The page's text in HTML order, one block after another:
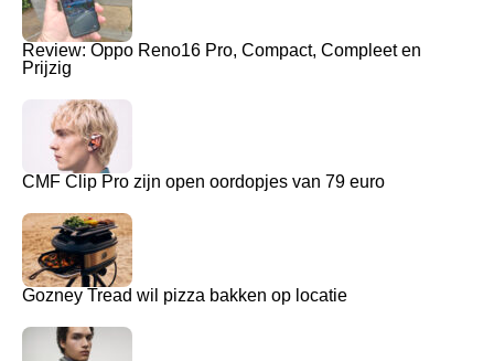
Review: Oppo Reno16 Pro, Compact, Compleet en
Prijzig
CMF Clip Pro zijn open oordopjes van 79 euro
Gozney Tread wil pizza bakken op locatie